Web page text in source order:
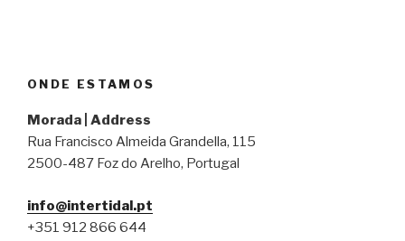
ONDE ESTAMOS
Morada | Address
Rua Francisco Almeida Grandella, 115
2500-487 Foz do Arelho, Portugal
info@intertidal.pt
+351 912 866 644